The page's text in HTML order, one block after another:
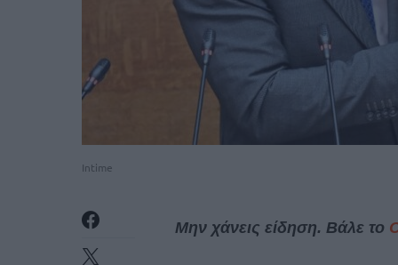
Intime
Μην χάνεις είδηση. Βάλε το